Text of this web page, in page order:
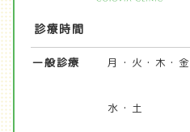
診療時間
一般診療 月・火・木・金
水・土